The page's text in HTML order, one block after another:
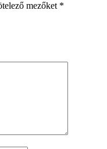
mezőket *